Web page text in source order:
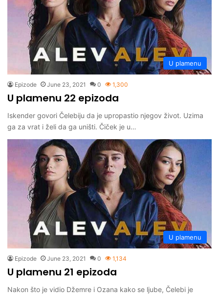
U plamenu
Epizode June 23, 2021 0 1,300
U plamenu 22 epizoda
Iskender govori Čelebiju da je upropastio njegov život. Uzima
ga za vrat i želi da ga uništi. Čiček je u…
U plamenu
Epizode June 23, 2021 0 1,134
U plamenu 21 epizoda
Nakon što je vidio Džemre i Ozana kako se ljube, Čelebi je